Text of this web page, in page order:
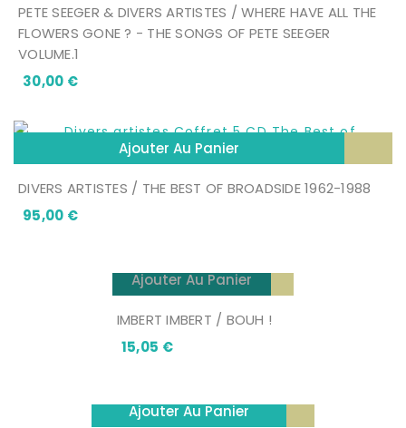
PETE SEEGER & DIVERS ARTISTES / WHERE HAVE ALL THE
FLOWERS GONE ? - THE SONGS OF PETE SEEGER
VOLUME.1
30,00 €Prix
Ajouter Au Panier
DIVERS ARTISTES / THE BEST OF BROADSIDE 1962-1988
95,00 €Prix
Ajouter Au Panier
IMBERT IMBERT / BOUH !
15,05 €Prix
Ajouter Au Panier